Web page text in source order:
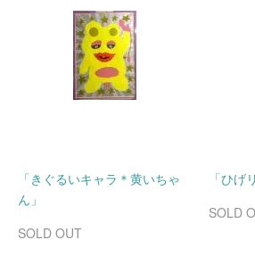
「きぐるいキャラ＊黄いちゃ
ん」
SOLD OUT
「ひげ
SOLD